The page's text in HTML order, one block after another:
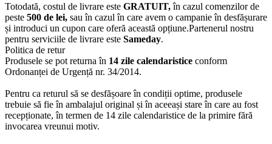
Totodată, costul de livrare este GRATUIT,în cazul comenzilor de
peste 500 de lei, sau în cazul în care avem o campanie în desfășurare
și introduci un cupon care oferă această opțiune.Partenerul nostru
pentru serviciile de livrare este Sameday.
Politica de retur
Produsele se pot returna în 14 zile calendaristice conform
Ordonanței de Urgență nr. 34/2014.
Pentru ca returul să se desfășoare în condiții optime, produsele
trebuie să fie în ambalajul original și în aceeași stare în care au fost
recepționate, în termen de 14 zile calendaristice de la primire fără
invocarea vreunui motiv.